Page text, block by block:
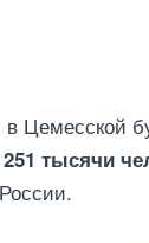
в Цемесской
тысячи